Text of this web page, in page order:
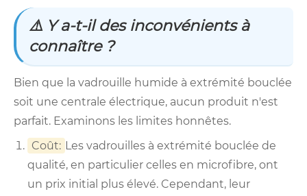
⚠️ Y a-t-il des inconvénients à
connaître ?
Bien que la vadrouille humide à extrémité bouclée
soit une centrale électrique, aucun produit n'est
parfait. Examinons les limites honnêtes.
Coût: Les vadrouilles à extrémité bouclée de
qualité, en particulier celles en microfibre, ont
un prix initial plus élevé. Cependant, leur